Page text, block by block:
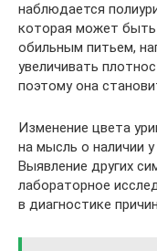
наблюдается
которая может быть
обильным питьем,
увеличивать
поэтому она
Изменение цвета
на мысль о наличии
Выявление других
лабораторное
в диагностике